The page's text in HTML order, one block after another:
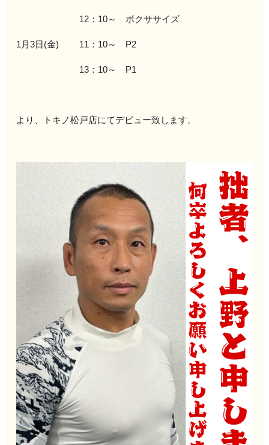
12：10～ ボクササイズ
1月3日(金) 11：10～ P2
13：10～ P1
より、トキノ松戸店にてデビュー致します。